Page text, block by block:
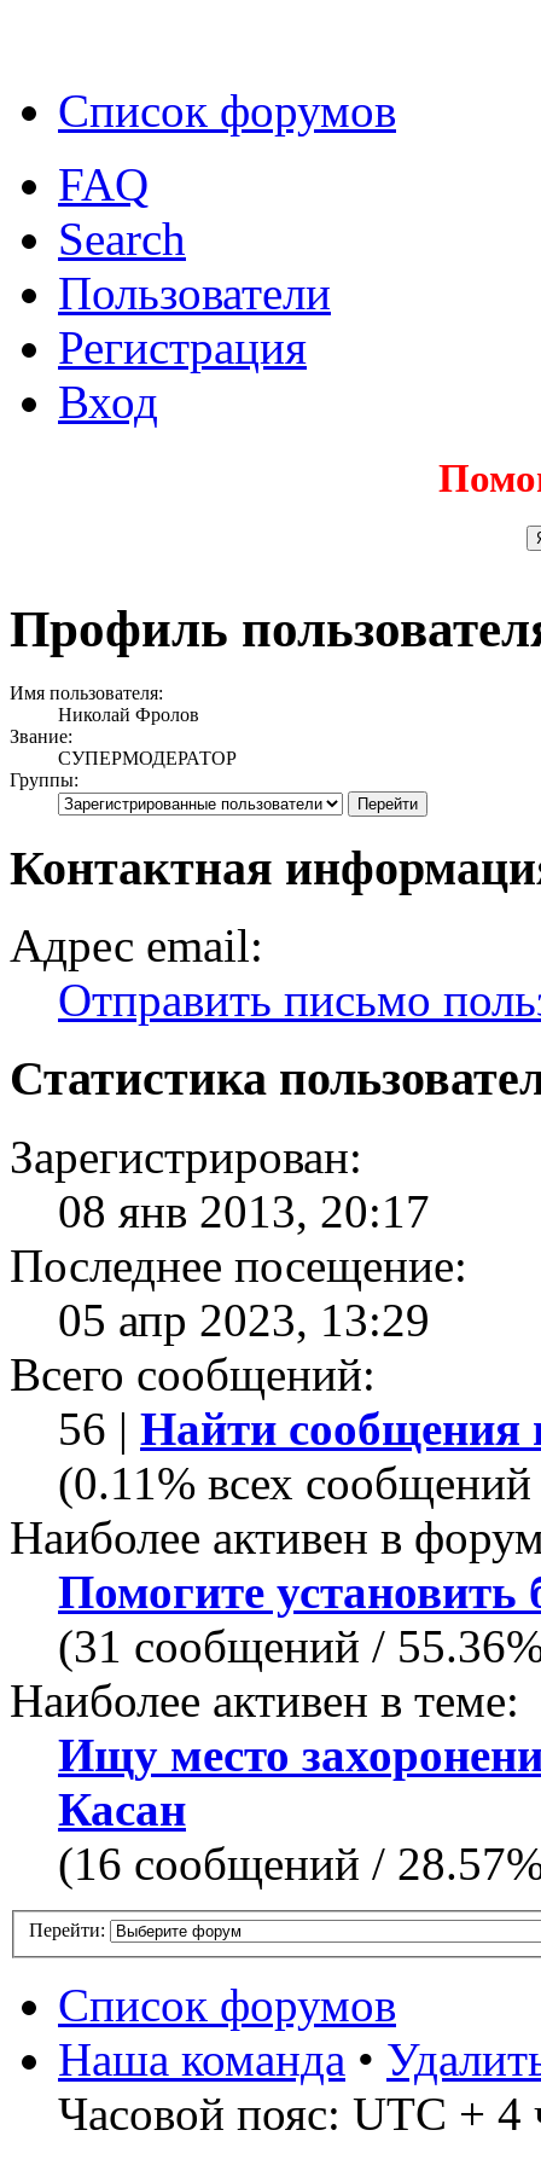
Список форумов
FAQ
Search
Пользователи
Регистрация
Вход
Профиль
Имя пользователя:
Николай Фролов
Звание:
СУПЕРМОДЕРАТОР
Группы:
Контактная
Адрес email:
Отправить письмо
Статистика
Зарегистрирован:
08 янв 2013, 20:17
Последнее посещение:
05 апр 2023, 13:29
Всего сообщений:
56 | Найти сообщения
(0.11% всех
Наиболее активен в
Помогите установить
(31 сообщений /
Наиболее активен в теме:
Ищу место
Касан
(16 сообщений /
Перейти:
Список форумов
Наша команда •
Часовой пояс: UTC + 4